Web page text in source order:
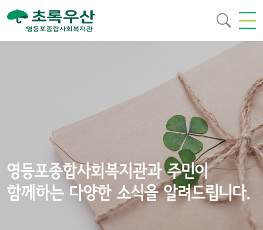
영등포종합사회복지관과 주민이
함께하는 다양한 소식을 알려드립니다.